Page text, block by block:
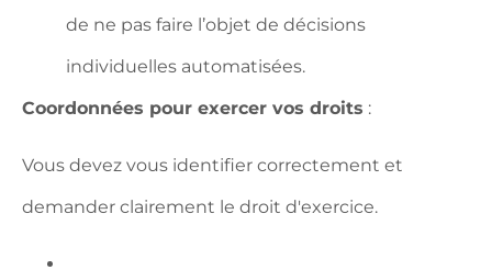
de ne pas faire l’objet de décisions
individuelles automatisées.
Coordonnées pour exercer vos droits :
Vous devez vous identifier correctement et
demander clairement le droit d'exercice.